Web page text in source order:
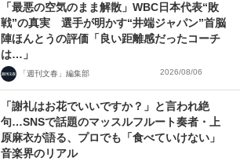
「最悪の空気のまま解散」WBC日本代表“敗
戦”の真実 選手が明かす“井端ジャパン”首脳
陣ほんとうの評価「良い距離感だったコーチ
は…」
「週刊文春」編集部 2026/08/06
「謝礼はお花でいいですか？」と言われ絶
句…SNSで話題のマッスルフルート奏者・上
原麻衣が語る、プロでも「食べていけない」
音楽界のリアル